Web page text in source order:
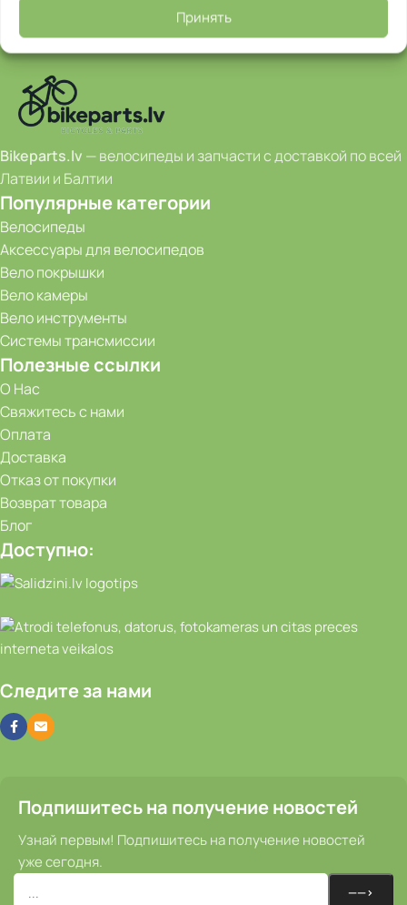
Принять
Bikeparts.lv — велосипеды и запчасти с доставкой по всей
Латвии и Балтии
Популярные категории
Велосипеды
Аксессуары для велосипедов
Вело покрышки
Вело камеры
Вело инструменты
Системы трансмиссии
Полезные ссылки
О Нас
Свяжитесь с нами
Оплата
Доставка
Отказ от покупки
Возврат товара
Блог
Доступно:
Следите за нами
Подпишитесь на получение новостей
Узнай первым! Подпишитесь на получение новостей
уже сегодня.